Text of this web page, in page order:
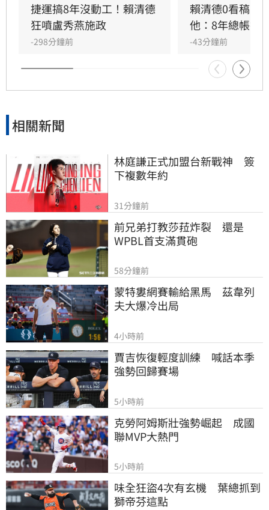
心，擴大支持基礎。會議中由賴清德、蔡其昌與
何欣純連線助陣，從國政延伸至市政議題，展現
細膩的選戰節奏與攻防論述。透過全國媒體實地
報導與直播，成功強化何欣純的曝光度，並傳達
民進黨團結一致、深耕地方的政治意象，為年底
選戰打響關鍵的起手式。
捷運搞8年沒動工！賴清德
狂噴盧秀燕施政
-298分鐘前
賴清德0看稿嗆
他：8年總帳掀
-43分鐘前
相關新聞
林庭謙正式加盟台新戰神　簽
下複數年約
31分鐘前
前兄弟打教莎菈炸裂　還是
WPBL首支滿貫砲
58分鐘前
蒙特婁網賽輸給黑馬　茲韋列
夫大爆冷出局
4小時前
賈吉恢復輕度訓練　喊話本季
強勢回歸賽場
5小時前
克勞阿姆斯壯強勢崛起　成國
聯MVP大熱門
5小時前
味全狂盜4次有玄機　葉總抓到
獅帝芬這點